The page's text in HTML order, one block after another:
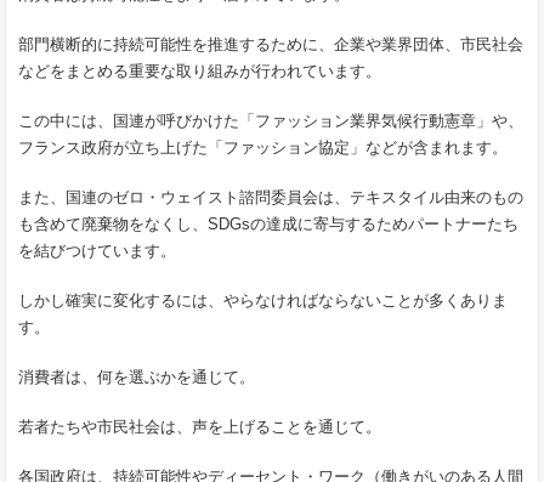
部門横断的に持続可能性を推進するために、企業や業界団体、市民社会
などをまとめる重要な取り組みが行われています。
この中には、国連が呼びかけた「ファッション業界気候行動憲章」や、
フランス政府が立ち上げた「ファッション協定」などが含まれます。
また、国連のゼロ・ウェイスト諮問委員会は、テキスタイル由来のもの
も含めて廃棄物をなくし、SDGsの達成に寄与するためパートナーたち
を結びつけています。
しかし確実に変化するには、やらなければならないことが多くありま
す。
消費者は、何を選ぶかを通じて。
若者たちや市民社会は、声を上げることを通じて。
各国政府は、持続可能性やディーセント・ワーク（働きがいのある人間